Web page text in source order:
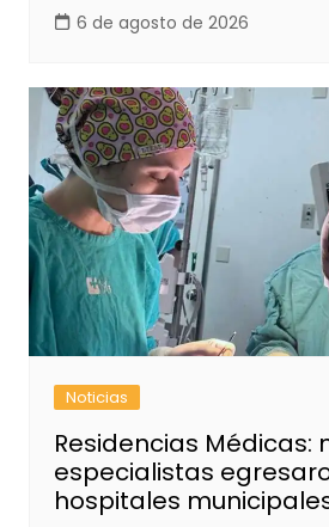
6 de agosto de 2026
Noticias
Residencias Médicas:
especialistas
hospitales